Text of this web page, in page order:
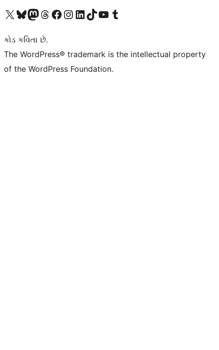
અમારા X (અગાઉ ટ્વિટર) એકાઉન્ટની મુલાકાત લોઅમારા Bluesky એકાઉન્ટની મુલાકાત લોઅમારા માસ્ટોડોન એકાઉન્ટની મુલાકાત લોઅમારા Threads એકાઉન્ટની મુલાકાત લો અમારા ફેસબુક પેજની મુલાકાત લોઅમારા ઇન્સ્ટાગ્રામ એકાઉન્ટની મુલાકાત લો અમારા LinkedIn એકાઉન્ટની મુલાકાત લોઅમારા TikTok એકાઉન્ટની મુલાકાત લોઅમારી YouTube ચેનલની મુલાકાત લો અમારા Tumblr એકાઉન્ટની મુલાકાત લો
કોડ કવિતા છે.
The WordPress® trademark is the intellectual property
of the WordPress Foundation.